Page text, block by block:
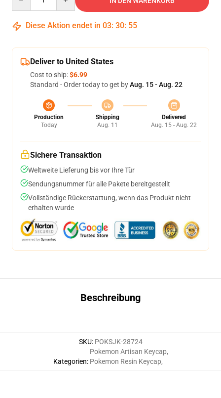
Diese Aktion endet in 03: 30: 55
Deliver to United States
Cost to ship:$6.99
Standard - Order today to get byAug. 15 - Aug. 22
Production
Today
Shipping
Aug. 11
Delivered
Aug. 15 - Aug. 22
Sichere Transaktion
Weltweite Lieferung bis vor Ihre Tür
Sendungsnummer für alle Pakete bereitgestellt
Vollständige Rückerstattung, wenn das Produkt nicht
erhalten wurde
Beschreibung
SKU: POKSJK-28724
Kategorien:
Pokemon Artisan Keycap,
Pokemon Resin Keycap,